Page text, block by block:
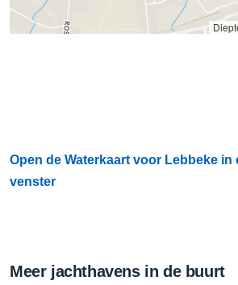
Open de Waterkaart voor Lebbeke in
venster
Meer jachthavens in de buurt